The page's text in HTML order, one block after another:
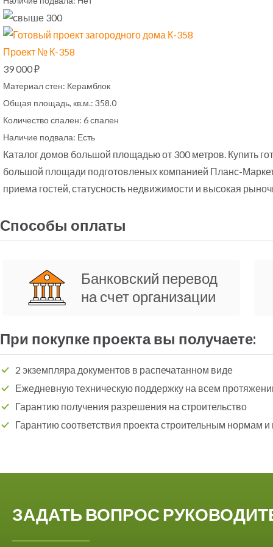
Проект № К-358
39 000 ₽
Материал стен: Керамблок
Общая площадь, кв.м.: 358.0
Количество спален: 6 спален
Наличие подвала: Есть
Каталог домов большой площадью от 300 метров. Купить
большой площади подготовленых компанией Планс-
приема гостей, статусность недвижимости и высокая
Способы оплаты
Банковский перевод
на счет организации
При покупке проекта вы получаете:
2 экземпляра документов в распечатанном виде
Ежедневную техническую поддержку на всем
Гарантию получения разрешения на строительство
Гарантию соответствия проекта строительным нормам
ЗАДАТЬ ВОПРОС